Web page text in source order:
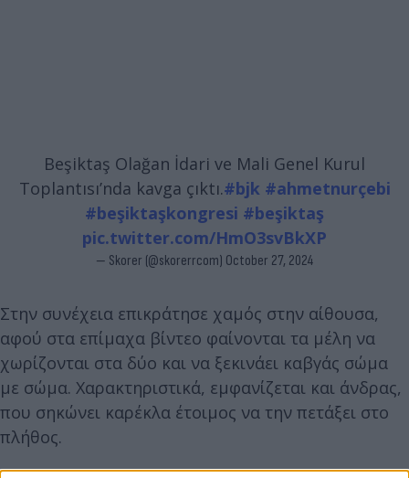
Beşiktaş Olağan İdari ve Mali Genel Kurul
Toplantısı’nda kavga çıktı.#bjk #ahmetnurçebi
#beşiktaşkongresi #beşiktaş
pic.twitter.com/HmO3svBkXP
— Skorer (@skorerrcom) October 27, 2024
Στην συνέχεια επικράτησε χαμός στην αίθουσα,
αφού στα επίμαχα βίντεο φαίνονται τα μέλη να
χωρίζονται στα δύο και να ξεκινάει καβγάς σώμα
με σώμα. Χαρακτηριστικά, εμφανίζεται και άνδρας,
που σηκώνει καρέκλα έτοιμος να την πετάξει στο
πλήθος.